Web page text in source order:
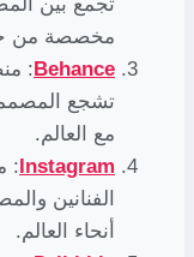
تجمع بين
مخصصة من
Behance
:
تشجع
مع العالم.
Instagram
:
الفنانين
أنحاء العالم.